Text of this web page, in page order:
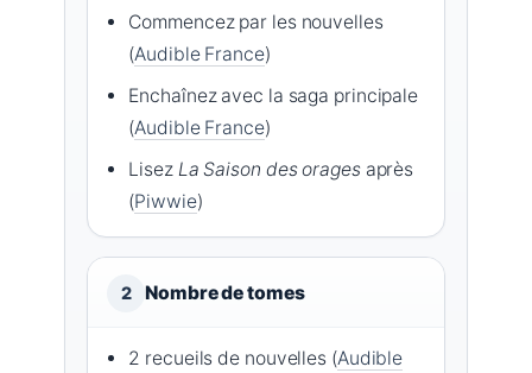
Commencez par les nouvelles
(Audible France)
Enchaînez avec la saga principale
(Audible France)
Lisez La Saison des oragesaprès
(Piwwie)
2 Nombre de tomes
2 recueils de nouvelles (Audible